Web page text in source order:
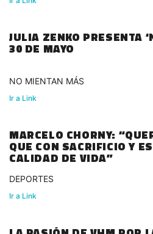
JULIA ZENKO PRESENTA
30 DE MAYO
NO MIENTAN MÁS
Ir a Link
MARCELO CHORNY:
QUE CON SACRIFICIO Y
CALIDAD DE VIDA”
DEPORTES
Ir a Link